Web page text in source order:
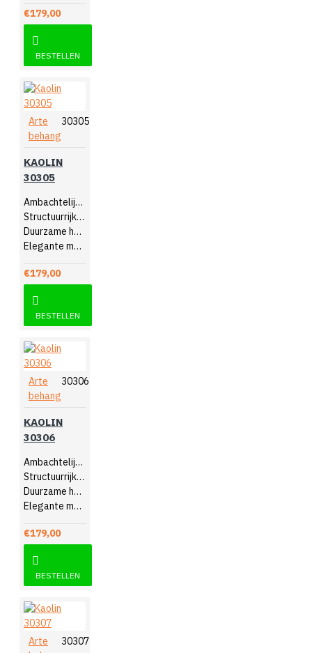
€179,00
BESTELLEN
Arte
behang
30305
KAOLIN
30305
Ambachtelijk design
Structuurrijk reliëf
Duurzame hoogwaardige kwaliteit
Elegante muurdecoratie
€179,00
BESTELLEN
Arte
behang
30306
KAOLIN
30306
Ambachtelijk design
Structuurrijk reliëf
Duurzame hoogwaardige kwaliteit
Elegante muurdecoratie
€179,00
BESTELLEN
Arte
30307